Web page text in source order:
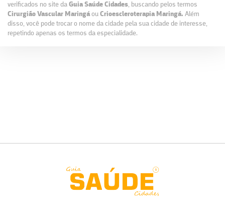
verificados no site da Guia Saúde Cidades, buscando pelos termos
Cirurgião Vascular Maringáou Crioescleroterapia Maringá. Além
disso, você pode trocar o nome da cidade pela sua cidade de interesse,
repetindo apenas os termos da especialidade.